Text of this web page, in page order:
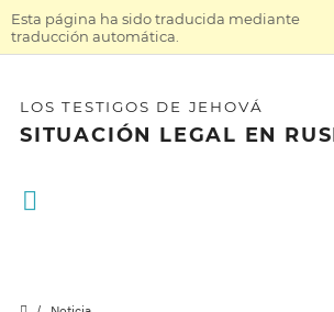
Esta página ha sido traducida mediante
traducción automática.
LOS TESTIGOS DE JEHOVÁ
SITUACIÓN LEGAL EN